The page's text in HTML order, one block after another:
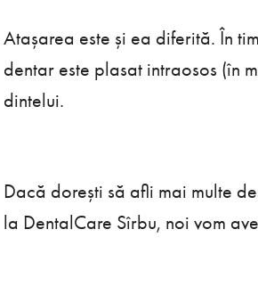
Atașarea este și ea diferită. În
dentar este plasat intraosos (în
dintelui.
Dacă dorești să afli mai multe
la DentalCare Sîrbu, noi vom